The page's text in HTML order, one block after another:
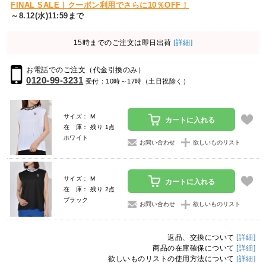
FINAL SALE｜クーポン利用でさらに10％OFF！
～8.12(水)11:59まで
15時までのご注文は即日出荷 [詳細]
お電話でのご注文（代金引換のみ）
0120-99-3231 受付：10時～17時（土日祝除く）
サイズ： M
在 庫： 残り 1点
ホワイト
カートに入れる
お問い合わせ 欲しいものリスト
サイズ： M
在 庫： 残り 2点
ブラック
カートに入れる
お問い合わせ 欲しいものリスト
返品、交換について [詳細]
商品の在庫確保について [詳細]
欲しいものリストの使用方法について [詳細]